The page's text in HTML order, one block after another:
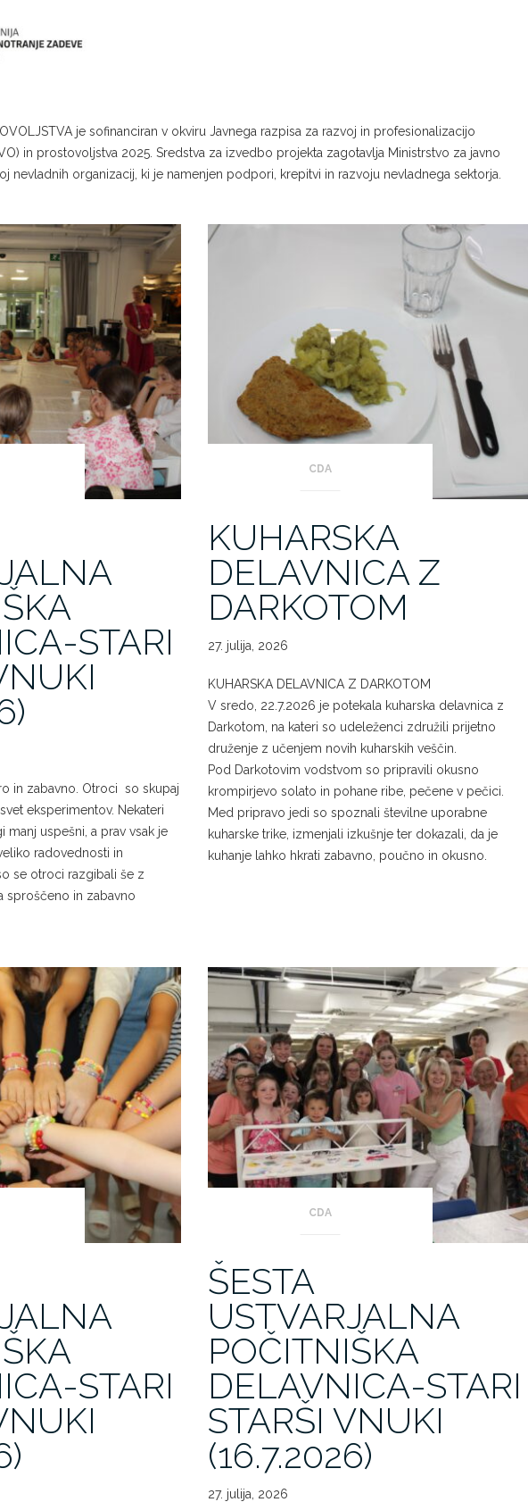
je sofinanciran v okviru Javnega razpisa za razvoj in profesionalizacijo
in prostovoljstva 2025. Sredstva za izvedbo projekta zagotavlja Ministrstvo za javno
nevladnih organizacij, ki je namenjen podpori, krepitvi in razvoju nevladnega sektorja.
STARI
in zabavno. Otroci so skupaj
eksperimentov. Nekateri
uspešni, a prav vsak je
radovednosti in
se otroci razgibali še z
sproščeno in zabavno
CDA
KUHARSKA
DELAVNICA Z
DARKOTOM
27. julija, 2026
KUHARSKA DELAVNICA Z DARKOTOM
V sredo, 22.7.2026 je potekala kuharska delavnica z
Darkotom, na kateri so udeleženci združili prijetno
druženje z učenjem novih kuharskih veščin.
Pod Darkotovim vodstvom so pripravili okusno
krompirjevo solato in pohane ribe, pečene v pečici.
Med pripravo jedi so spoznali številne uporabne
kuharske trike, izmenjali izkušnje ter dokazali, da je
kuhanje lahko hkrati zabavno, poučno in okusno.
STARI
CDA
ŠESTA
USTVARJALNA
POČITNIŠKA
DELAVNICA-STARI
STARŠI VNUKI
(16.7.2026)
27. julija, 2026